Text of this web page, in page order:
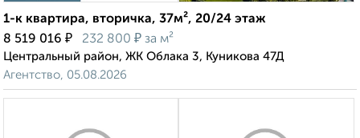
1-к квартира, вторичка, 37м², 20/24 этаж
8 519 016 ₽ 232 800 ₽ за м²
Центральный район, ЖК Облака 3, Куникова 47Д
Агентство, 05.08.2026